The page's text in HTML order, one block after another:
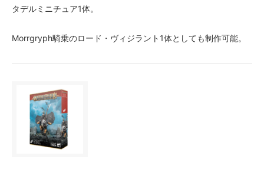
タデルミニチュア1体。
Morrgryph騎乗のロード・ヴィジラント1体としても制作可能。